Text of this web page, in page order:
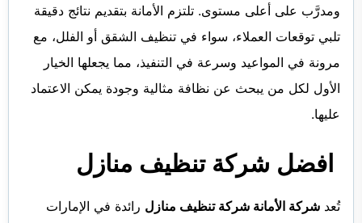
ومدرَّب على أعلى مستوى. تلتزم الأمانة بتقديم نتائج دقيقة
تلبي توقعات العملاء، سواء في تنظيف الشقق أو الفلل، مع
مرونة في المواعيد وسرعة في التنفيذ، مما يجعلها الخيار
الأول لكل من يبحث عن نظافة مثالية وجودة يمكن الاعتماد
عليها.
افضل شركة تنظيف منازل
تُعد شركة الأمانة شركة تنظيف منازل رائدة في الإمارات